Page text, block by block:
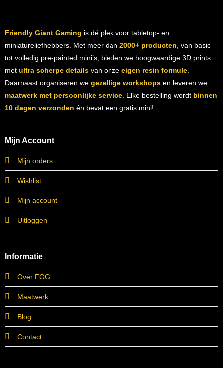
Friendly Giant Gaming is dé plek voor tabletop- en
miniatureliefhebbers. Met meer dan 2000+ producten, van basic
tot volledig pre-painted mini’s, bieden we hoogwaardige 3D prints
met ultra scherpe detailsvan onze eigen resin formule.
Daarnaast organiseren we gezellige workshopsen leveren we
maatwerk met persoonlijke service. Elke bestelling wordt binnen
10 dagen verzonden én bevat een gratis mini!
Mijn Account
Mijn orders
Wishlist
Mijn account
Uitloggen
Informatie
Over FGG
Maatwerk
Blog
Contact